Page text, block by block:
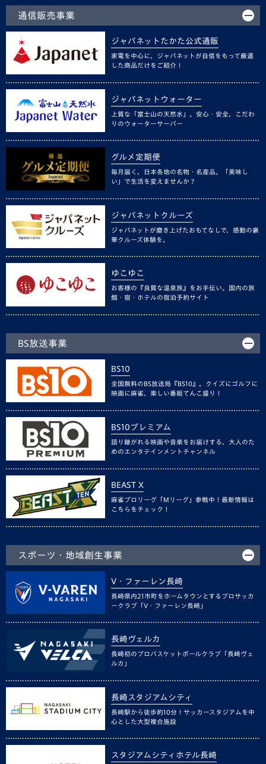
通信販売事業
ジャパネットたかた公式通販
家電を中心に、ジャパネットが自信をもって厳選
した商品だけをご紹介！
ジャパネットウォーター
上質な「富士山の天然水」。安心・安全、こだわ
りのウォーターサーバー
グルメ定期便
毎月届く、日本各地の名物・名産品。「美味し
い」で生活を変えませんか？
ジャパネットクルーズ
ジャパネットが磨き上げたおもてなしで、感動の豪
華クルーズ体験を。
ゆこゆこ
お客様の『良質な温泉旅』をお手伝い。国内の旅
館・宿・ホテルの宿泊予約サイト
BS放送事業
BS10
全国無料のBS放送局『BS10』。クイズにゴルフに
映画に麻雀、楽しい番組てんこ盛り！
BS10プレミアム
語り継がれる映画や音楽をお届けする、大人のた
めのエンタテインメントチャンネル
BEAST X
麻雀プロリーグ「Mリーグ」参戦中！最新情報は
こちらをチェック！
スポーツ・地域創生事業
V・ファーレン長崎
長崎県内21市町をホームタウンとするプロサッカ
ークラブ「V・ファーレン長崎」
長崎ヴェルカ
長崎初のプロバスケットボールクラブ「長崎ヴェ
ルカ」
長崎スタジアムシティ
長崎駅から徒歩約10分！サッカースタジアムを中
心とした大型複合施設
スタジアムシティホテル長崎